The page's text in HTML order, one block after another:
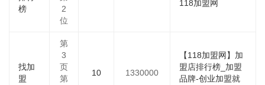
榜
2
位
118加盟网
找加
盟
第
3
页
第
10 1330000
【118加盟网】加
盟店排行榜_加盟
品牌-创业加盟就